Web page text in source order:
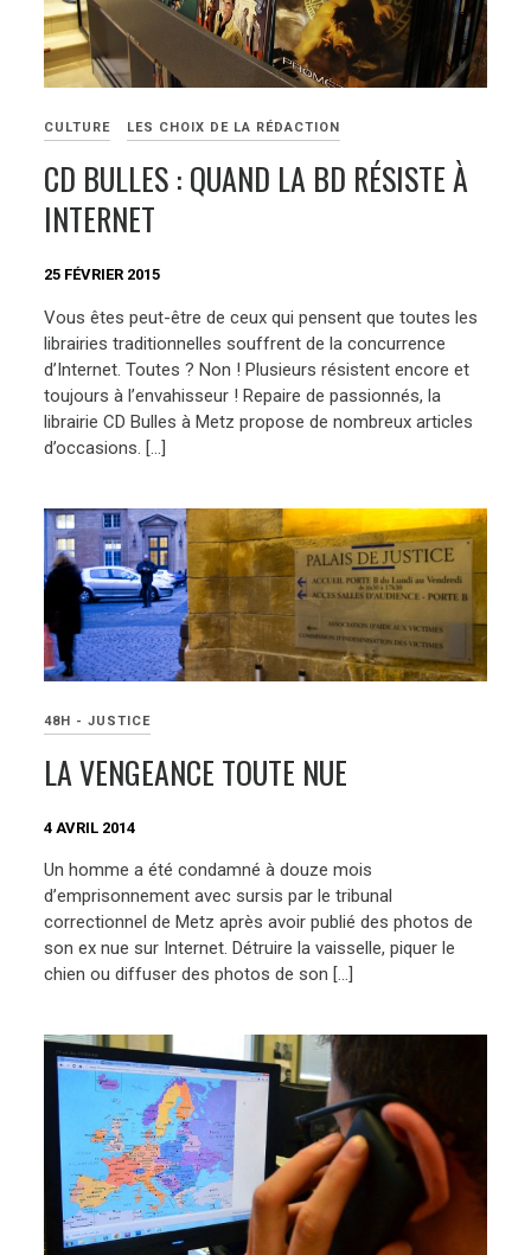
CULTURE LES CHOIX DE LA RÉDACTION
CD BULLES : QUAND LA BD RÉSISTE À
INTERNET
25 FÉVRIER 2015
Vous êtes peut-être de ceux qui pensent que toutes les
librairies traditionnelles souffrent de la concurrence
d’Internet. Toutes ? Non ! Plusieurs résistent encore et
toujours à l’envahisseur ! Repaire de passionnés, la
librairie CD Bulles à Metz propose de nombreux articles
d’occasions. […]
48H - JUSTICE
LA VENGEANCE TOUTE NUE
4 AVRIL 2014
Un homme a été condamné à douze mois
d’emprisonnement avec sursis par le tribunal
correctionnel de Metz après avoir publié des photos de
son ex nue sur Internet. Détruire la vaisselle, piquer le
chien ou diffuser des photos de son […]